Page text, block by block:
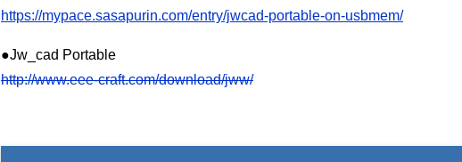
https://mypace.sasapurin.com/entry/jwcad-portable-on-usbmem/
●Jw_cad Portable
http://www.eee-craft.com/download/jww/